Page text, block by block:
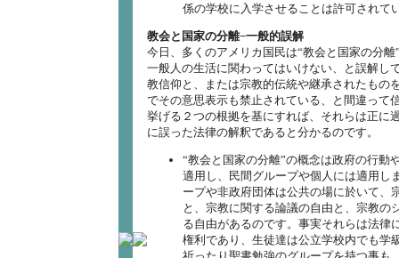
係の学校に入学させることは許可されて
教会と国家の分離−一般的誤解
今日、多くのアメリカ国民は“教会と国家の分離
一般人の生活に関わってはいけない、と誤解し
教信仰と、または宗教的伝統や継承されたもの
でその意思表示も禁止されている、と間違って
挙げる２つの根拠を基にすれば、それらは正に
に誤った法律の解釈であると分かるのです。
“教会と国家の分離”の概念は政府の行動
適用し、民間グループや個人には適用し
ープや非政府団体は公共の場に於いて、
と、宗教に関する論議の自由と、宗教の
る自由があるのです。事実それらは法律
権利であり、生徒達は公立学校内でも学